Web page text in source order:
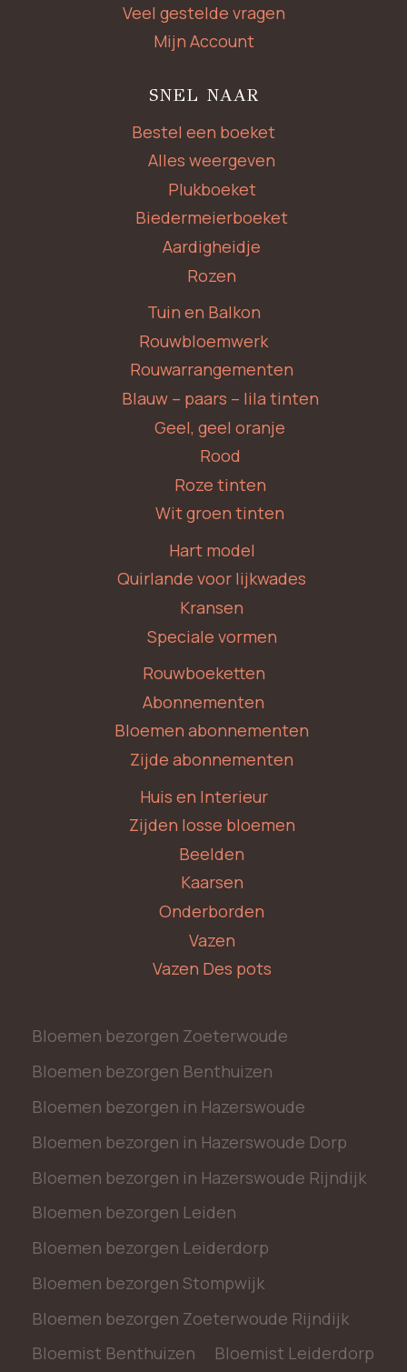
Veel gestelde vragen
Mijn Account
SNEL NAAR
Bestel een boeket
Alles weergeven
Plukboeket
Biedermeierboeket
Aardigheidje
Rozen
Tuin en Balkon
Rouwbloemwerk
Rouwarrangementen
Blauw – paars – lila tinten
Geel, geel oranje
Rood
Roze tinten
Wit groen tinten
Hart model
Quirlande voor lijkwades
Kransen
Speciale vormen
Rouwboeketten
Abonnementen
Bloemen abonnementen
Zijde abonnementen
Huis en Interieur
Zijden losse bloemen
Beelden
Kaarsen
Onderborden
Vazen
Vazen Des pots
Bloemen bezorgen Zoeterwoude
Bloemen bezorgen Benthuizen
Bloemen bezorgen in Hazerswoude
Bloemen bezorgen in Hazerswoude Dorp
Bloemen bezorgen in Hazerswoude Rijndijk
Bloemen bezorgen Leiden
Bloemen bezorgen Leiderdorp
Bloemen bezorgen Stompwijk
Bloemen bezorgen Zoeterwoude Rijndijk
Bloemist Benthuizen
Bloemist Leiderdorp